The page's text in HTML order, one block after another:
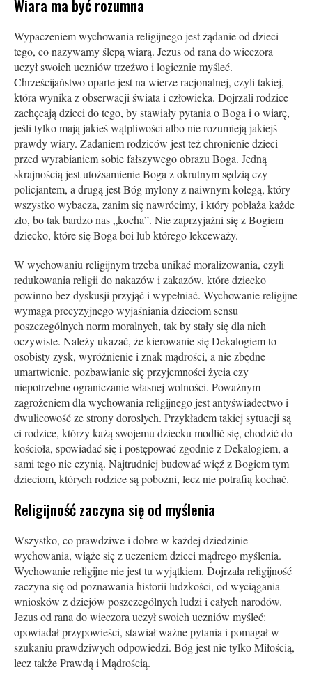
Wiara ma być rozumna
Wypaczeniem wychowania religijnego jest żądanie od dzieci
tego, co nazywamy ślepą wiarą. Jezus od rana do wieczora
uczył swoich uczniów trzeźwo i logicznie myśleć.
Chrześcijaństwo oparte jest na wierze racjonalnej, czyli takiej,
która wynika z obserwacji świata i człowieka. Dojrzali rodzice
zachęcają dzieci do tego, by stawiały pytania o Boga i o wiarę,
jeśli tylko mają jakieś wątpliwości albo nie rozumieją jakiejś
prawdy wiary. Zadaniem rodziców jest też chronienie dzieci
przed wyrabianiem sobie fałszywego obrazu Boga. Jedną
skrajnością jest utożsamienie Boga z okrutnym sędzią czy
policjantem, a drugą jest Bóg mylony z naiwnym kolegą, który
wszystko wybacza, zanim się nawrócimy, i który pobłaża każde
zło, bo tak bardzo nas „kocha”. Nie zaprzyjaźni się z Bogiem
dziecko, które się Boga boi lub którego lekceważy.
W wychowaniu religijnym trzeba unikać moralizowania, czyli
redukowania religii do nakazów i zakazów, które dziecko
powinno bez dyskusji przyjąć i wypełniać. Wychowanie religijne
wymaga precyzyjnego wyjaśniania dzieciom sensu
poszczególnych norm moralnych, tak by stały się dla nich
oczywiste. Należy ukazać, że kierowanie się Dekalogiem to
osobisty zysk, wyróżnienie i znak mądrości, a nie zbędne
umartwienie, pozbawianie się przyjemności życia czy
niepotrzebne ograniczanie własnej wolności. Poważnym
zagrożeniem dla wychowania religijnego jest antyświadectwo i
dwulicowość ze strony dorosłych. Przykładem takiej sytuacji są
ci rodzice, którzy każą swojemu dziecku modlić się, chodzić do
kościoła, spowiadać się i postępować zgodnie z Dekalogiem, a
sami tego nie czynią. Najtrudniej budować więź z Bogiem tym
dzieciom, których rodzice są pobożni, lecz nie potrafią kochać.
Religijność zaczyna się od myślenia
Wszystko, co prawdziwe i dobre w każdej dziedzinie
wychowania, wiąże się z uczeniem dzieci mądrego myślenia.
Wychowanie religijne nie jest tu wyjątkiem. Dojrzała religijność
zaczyna się od poznawania historii ludzkości, od wyciągania
wniosków z dziejów poszczególnych ludzi i całych narodów.
Jezus od rana do wieczora uczył swoich uczniów myśleć:
opowiadał przypowieści, stawiał ważne pytania i pomagał w
szukaniu prawdziwych odpowiedzi. Bóg jest nie tylko Miłością,
lecz także Prawdą i Mądrością.